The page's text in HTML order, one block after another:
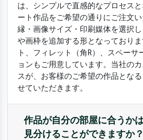
は、シンプルで直感的なプロセス
ート作品をご希望の通りにご注文
縁・画像サイズ・印刷媒体を選択
や画枠を追加する形となっており
ト、フィレット（角R）、スペーサ
ョンもご用意しています。当社の
スが、お客様のご希望の作品とな
せていただきます。
作品が自分の部屋に合うか
見分けることができますか？